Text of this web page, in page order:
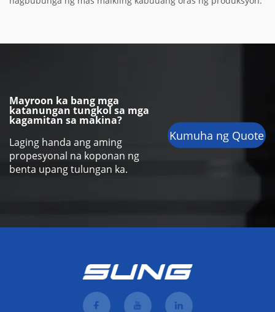
Mayroon ka bang mga
katanungan tungkol sa mga
kagamitan sa makina?
Laging handa ang aming
propesyonal na koponan ng
benta upang tulungan ka.
Kumuha ng Quote